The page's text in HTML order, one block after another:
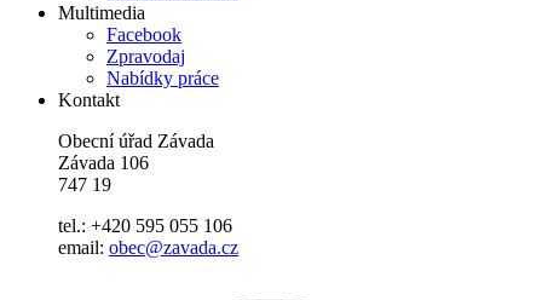
Multimedia
Facebook
Zpravodaj
Nabídky práce
Kontakt
Obecní úřad Závada
Závada 106
747 19
tel.: +420 595 055 106
email: obec@zavada.cz